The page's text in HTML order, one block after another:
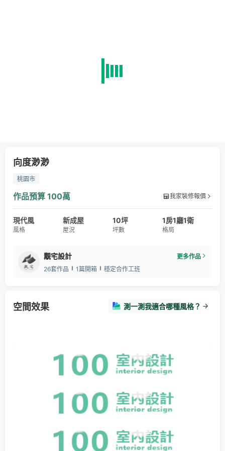
向度渺渺
桃園市
作品預算 100萬 我家裝修報價
現代風
風格
新成屋
屋況
10坪
坪數
1房1廳1衛
格局
覯宅設計
更多作品
26套作品
1篇開箱 穩定合作工班
空間效果 測一測我適合哪種風格？